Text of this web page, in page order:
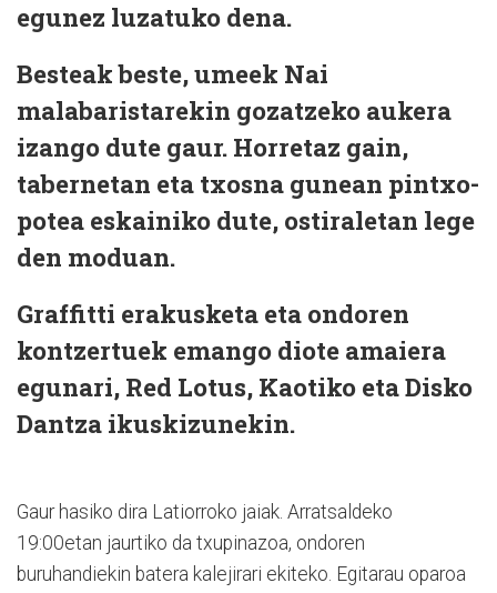
egunez luzatuko dena.
Besteak beste, umeek Nai
malabaristarekin gozatzeko aukera
izango dute gaur. Horretaz gain,
tabernetan eta txosna gunean pintxo-
potea eskainiko dute, ostiraletan lege
den moduan.
Graffitti erakusketa eta ondoren
kontzertuek emango diote amaiera
egunari, Red Lotus, Kaotiko eta Disko
Dantza ikuskizunekin.
Gaur hasiko dira Latiorroko jaiak. Arratsaldeko
19:00etan jaurtiko da txupinazoa, ondoren
buruhandiekin batera kalejirari ekiteko. Egitarau oparoa